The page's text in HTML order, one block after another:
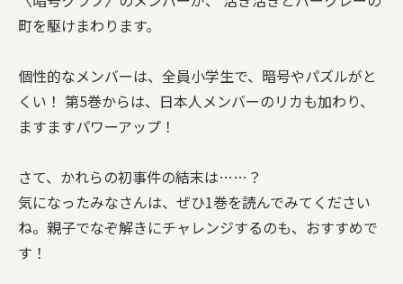
町を駆けまわります。
個性的なメンバーは、全員小学生で、暗号やパズルがと
くい！ 第5巻からは、日本人メンバーのリカも加わり、
ますますパワーアップ！
さて、かれらの初事件の結末は……？
気になったみなさんは、ぜひ1巻を読んでみてください
ね。親子でなぞ解きにチャレンジするのも、おすすめで
す！